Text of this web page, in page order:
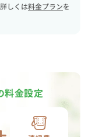
しくは料金プランを
料金設定